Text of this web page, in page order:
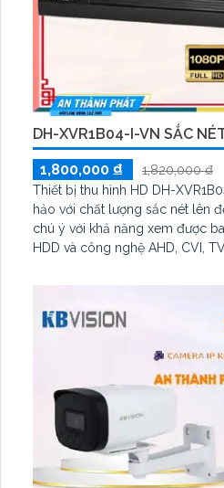
DH-XVR1B04-I-VN SẮC
1,800,000 ₫
1,820,000 ₫
Thiết bị thu hình HD DH-
hảo với chất lượng sắc nét lên đến
chú ý với khả năng xem được
HDD và công nghệ AHD, CVI,